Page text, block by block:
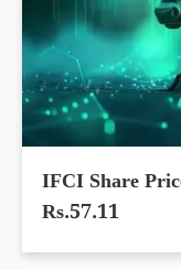
IFCI Share
Rs.57.11